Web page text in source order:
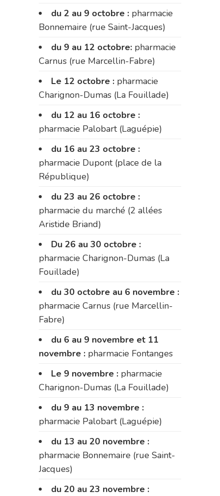
du 2 au 9 octobre : pharmacie
Bonnemaire (rue Saint-Jacques)
du 9 au 12 octobre: pharmacie
Carnus (rue Marcellin-Fabre)
Le 12 octobre : pharmacie
Charignon-Dumas (La Fouillade)
du 12 au 16 octobre :
pharmacie Palobart (Laguépie)
du 16 au 23 octobre :
pharmacie Dupont (place de la
République)
du 23 au 26 octobre :
pharmacie du marché (2 allées
Aristide Briand)
Du 26 au 30 octobre :
pharmacie Charignon-Dumas (La
Fouillade)
du 30 octobre au 6 novembre :
pharmacie Carnus (rue Marcellin-
Fabre)
du 6 au 9 novembre et 11
novembre : pharmacie Fontanges
Le 9 novembre : pharmacie
Charignon-Dumas (La Fouillade)
du 9 au 13 novembre :
pharmacie Palobart (Laguépie)
du 13 au 20 novembre :
pharmacie Bonnemaire (rue Saint-
Jacques)
du 20 au 23 novembre :